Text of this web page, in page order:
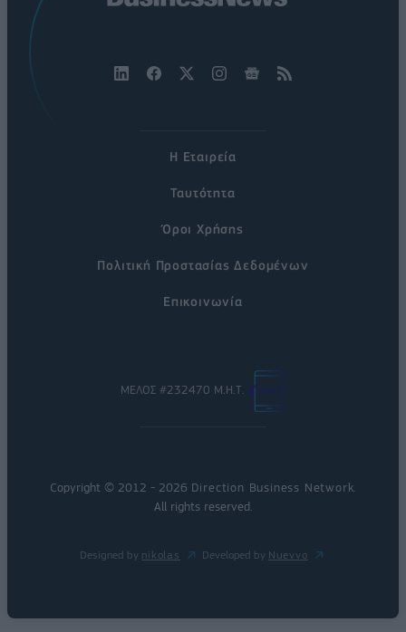
Η Εταιρεία
Ταυτότητα
Όροι Χρήσης
Πολιτική Προστασίας Δεδομένων
Επικοινωνία
ΜΕΛΟΣ #232470 Μ.Η.Τ.
Copyright © 2012 - 2026 Direction Business Network.
All rights reserved.
Designed by nikolas Developed by Nuevvo